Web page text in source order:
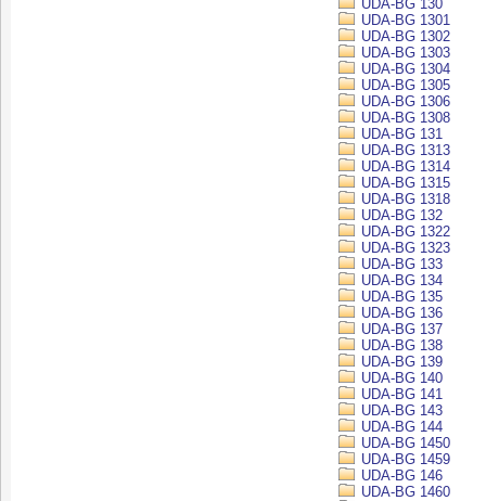
UDA-BG 130
UDA-BG 1301
UDA-BG 1302
UDA-BG 1303
UDA-BG 1304
UDA-BG 1305
UDA-BG 1306
UDA-BG 1308
UDA-BG 131
UDA-BG 1313
UDA-BG 1314
UDA-BG 1315
UDA-BG 1318
UDA-BG 132
UDA-BG 1322
UDA-BG 1323
UDA-BG 133
UDA-BG 134
UDA-BG 135
UDA-BG 136
UDA-BG 137
UDA-BG 138
UDA-BG 139
UDA-BG 140
UDA-BG 141
UDA-BG 143
UDA-BG 144
UDA-BG 1450
UDA-BG 1459
UDA-BG 146
UDA-BG 1460